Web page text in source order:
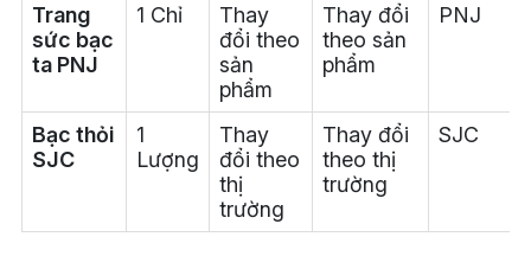
Trang
sức bạc
ta PNJ
1 Chỉ
Thay
đổi theo
sản
phẩm
Thay đổi
theo sản
phẩm
PNJ
Bạc thỏi
SJC
1
Lượng
Thay
đổi theo
thị
trường
Thay đổi
theo thị
trường
SJC